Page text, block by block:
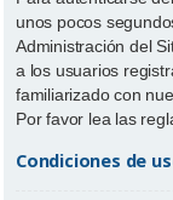
unos pocos
Administración del
a los usuarios
familiarizado con
Por favor lea las
Condiciones de